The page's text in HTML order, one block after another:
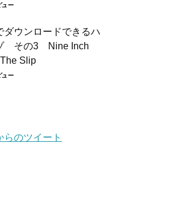
ー
ダウンロードできるハ
その3 Nine Inch
Slip
ー
らのツイート